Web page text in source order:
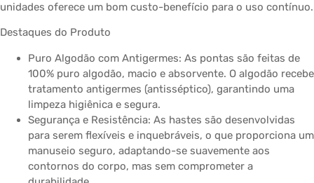
unidades oferece um bom custo-benefício para o uso contínuo.
Destaques do Produto
Puro Algodão com Antigermes: As pontas são feitas de
100% puro algodão, macio e absorvente. O algodão recebe
tratamento antigermes (antisséptico), garantindo uma
limpeza higiênica e segura.
Segurança e Resistência: As hastes são desenvolvidas
para serem flexíveis e inquebráveis, o que proporciona um
manuseio seguro, adaptando-se suavemente aos
contornos do corpo, mas sem comprometer a